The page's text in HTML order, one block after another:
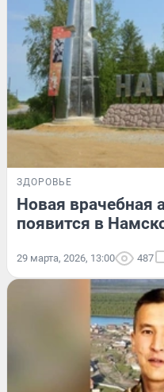
ЗДОРОВЬЕ
Новая врачебная
появится в
29 марта, 2026, 13:00 487